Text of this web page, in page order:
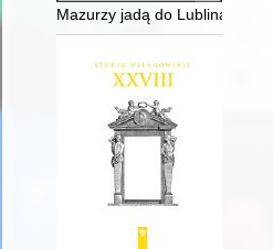
Mazurzy jadą do Lublina